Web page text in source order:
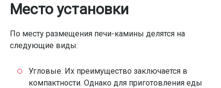
Место установки
По месту размещения печи-камины делятся на
следующие виды:
Угловые. Их преимущество заключается в
компактности. Однако для приготовления еды